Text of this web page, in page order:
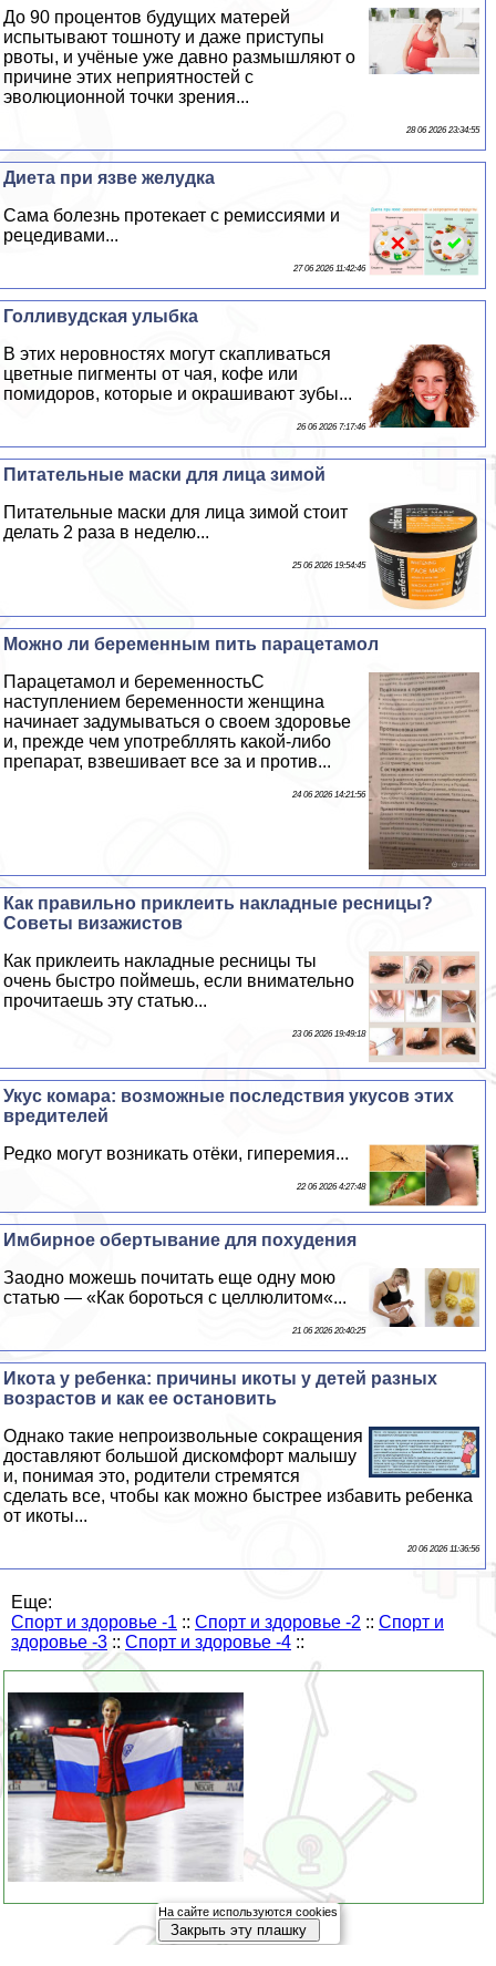
До 90 процентов будущих матерей
испытывают тошноту и даже приступы
рвоты, и учёные уже давно размышляют о
причине этих неприятностей с
эволюционной точки зрения...
28 06 2026 23:34:55
Диета при язве желудка
Сама болезнь протекает с ремиссиями и
рецедивами...
27 06 2026 11:42:46
Голливудская улыбка
В этих неровностях могут скапливаться
цветные пигменты от чая, кофе или
помидоров, которые и окрашивают зубы...
26 06 2026 7:17:46
Питательные маски для лица зимой
Питательные маски для лица зимой стоит
делать 2 раза в неделю...
25 06 2026 19:54:45
Можно ли беременным пить парацетамол
Парацетамол и беременностьС
наступлением беременности женщина
начинает задумываться о своем здоровье
и, прежде чем употрeбллять какой-либо
препарат, взвешивает все за и против...
24 06 2026 14:21:56
Как правильно приклеить накладные ресницы?
Советы визажистов
Как приклеить накладные ресницы ты
очень быстро поймешь, если внимательно
прочитаешь эту статью...
23 06 2026 19:49:18
Укус комара: возможные последствия укусов этих
вредителей
Редко могут возникать отёки, гиперемия...
22 06 2026 4:27:48
Имбирное обертывание для похудения
Заодно можешь почитать еще одну мою
статью — «Как бороться с целлюлитом«...
21 06 2026 20:40:25
Икота у ребенка: причины икоты у детей разных
возрастов и как ее остановить
Однако такие непроизвольные сокращения
доставляют большой дискомфорт малышу
и, понимая это, родители стремятся
сделать все, чтобы как можно быстрее избавить ребенка
от икоты...
20 06 2026 11:36:56
Еще:
Спорт и здоровье -1 :: Спорт и здоровье -2 :: Спорт и
здоровье -3 :: Спорт и здоровье -4 ::
На сайте используются cookies
Закрыть эту плашку